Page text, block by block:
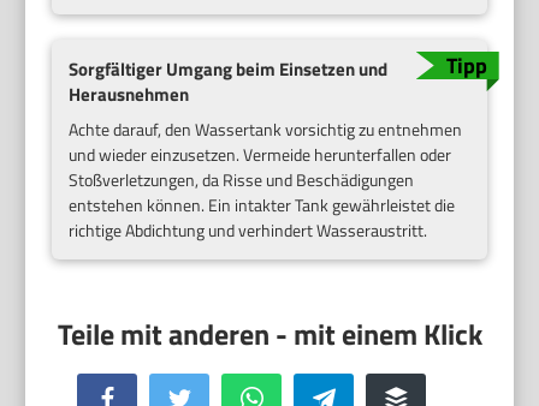
Sorgfältiger Umgang beim Einsetzen und
Herausnehmen
Achte darauf, den Wassertank vorsichtig zu entnehmen
und wieder einzusetzen. Vermeide herunterfallen oder
Stoßverletzungen, da Risse und Beschädigungen
entstehen können. Ein intakter Tank gewährleistet die
richtige Abdichtung und verhindert Wasseraustritt.
Facebook Twitter WhatsApp Telegram Buffer